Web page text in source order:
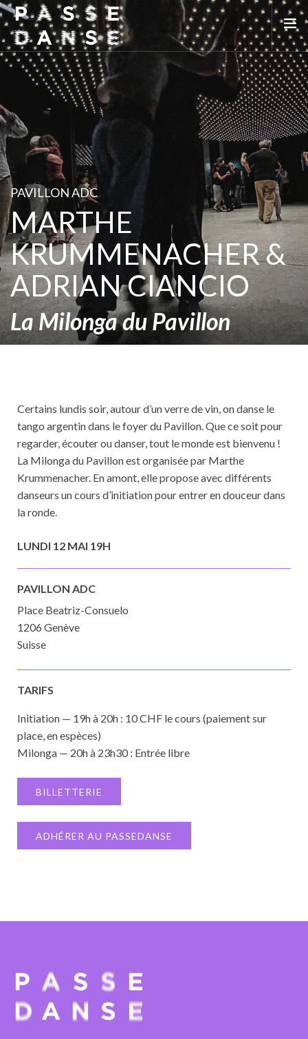
LA SAISON 25/26
MAI DE LA DANSE
LE PASSEDANSE
LES LIEUX PARTENAIRES
ADHÉREZ
PAVILLON ADC
MARTHE
KRUMMENACHER &
ADRIAN CIANCIO
La Milonga du Pavillon
Certains lundis soir, autour d’un verre de vin, on danse le
tango argentin dans le foyer du Pavillon. Que ce soit pour
regarder, écouter ou danser, tout le monde est bienvenu !
La Milonga du Pavillon est organisée par Marthe
Krummenacher. En amont, elle propose avec différents
danseurs un cours d’initiation pour entrer en douceur dans
la ronde.
LUNDI 12 MAI 19H
PAVILLON ADC
Place Beatriz-Consuelo
1206 Genève
Suisse
TARIFS
Initiation — 19h à 20h : 10 CHF le cours (paiement sur
place, en espèces)
Milonga — 20h à 23h30 : Entrée libre
BILLETTERIE
ADHÉRER AU PASSEDANSE